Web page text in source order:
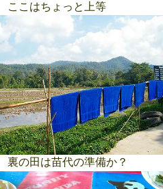
ここはちょっと上等
裏の田は苗代の準備か？